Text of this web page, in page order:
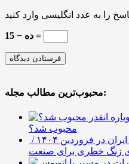
15 − ده =
محبوب‌ترین مطالب مجله:
محبوب شد؟
افزایش ۴.۶ درصدی تولید فولاد ایران در فروردین ۱۴۰۴ /
زنگ خطری برای صنعت